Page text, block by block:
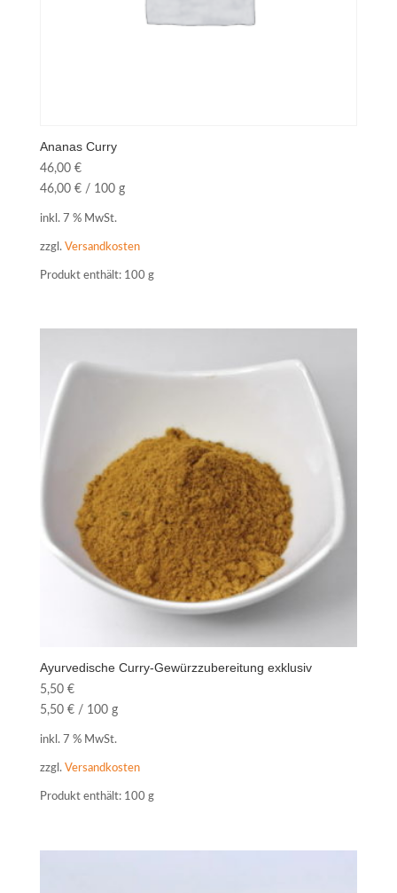
Ananas Curry
46,00 €
46,00 €/ 100 g
inkl. 7 % MwSt.
zzgl. Versandkosten
Produkt enthält: 100 g
Ayurvedische Curry-Gewürzzubereitung exklusiv
5,50 €
5,50 €/ 100 g
inkl. 7 % MwSt.
zzgl. Versandkosten
Produkt enthält: 100 g